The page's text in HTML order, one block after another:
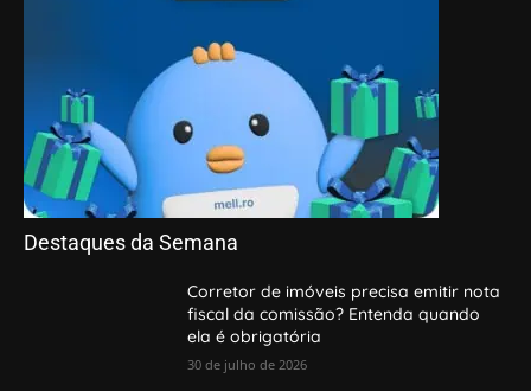
Destaques da Semana
fiscal da comissão? Entenda quando
30 de julho de 2026
Reforma Tributária deve mexer no